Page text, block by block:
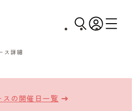
ス詳細
スの開催日一覧